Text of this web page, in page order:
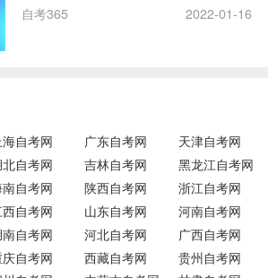
自考365 2022-01-16
海自考网 广东自考网
天津自考网
自考网 吉林自考网
黑龙江自考网
自考网 陕西自考网
浙江自考网
自考网 山东自考网
河南自考网
自考网 河北自考网
广西自考网
自考网 西藏自考网
贵州自考网